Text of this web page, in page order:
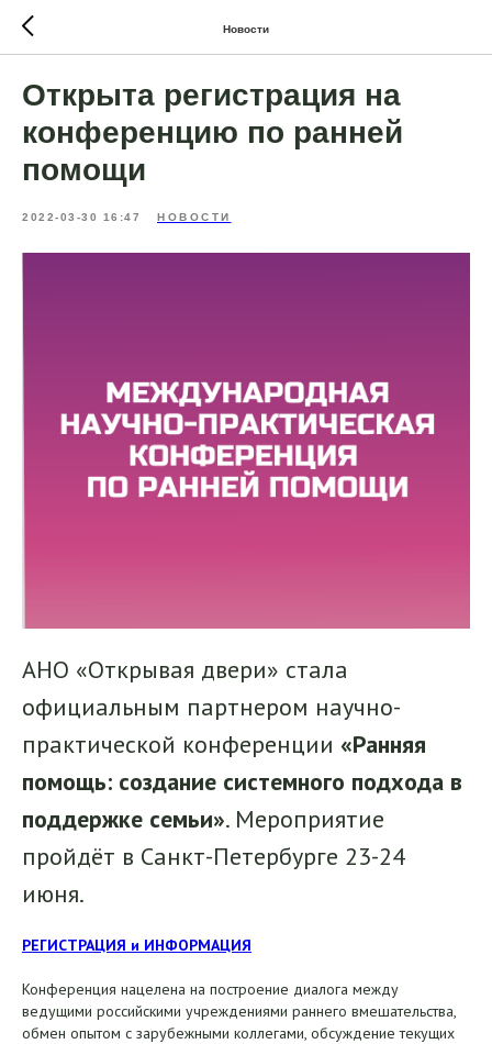
Новости
Открыта регистрация на
конференцию по ранней
помощи
2022-03-30 16:47 НОВОСТИ
АНО «Открывая двери» стала
официальным партнером научно-
практической конференции «Ранняя
помощь: создание системного подхода в
поддержке семьи». Мероприятие
пройдёт в Санкт-Петербурге 23-24
июня.
РЕГИСТРАЦИЯ и ИНФОРМАЦИЯ
Конференция нацелена на построение диалога между
ведущими российскими учреждениями раннего вмешательства,
обмен опытом с зарубежными коллегами, обсуждение текущих